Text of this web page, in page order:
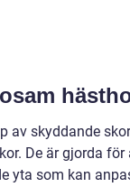
av skyddande
De är gjorda
yta som kan